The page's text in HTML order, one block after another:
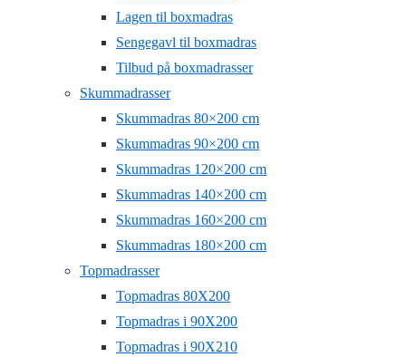
Lagen til boxmadras
Sengegavl til boxmadras
Tilbud på boxmadrasser
Skummadrasser
Skummadras 80×200 cm
Skummadras 90×200 cm
Skummadras 120×200 cm
Skummadras 140×200 cm
Skummadras 160×200 cm
Skummadras 180×200 cm
Topmadrasser
Topmadras 80X200
Topmadras i 90X200
Topmadras i 90X210